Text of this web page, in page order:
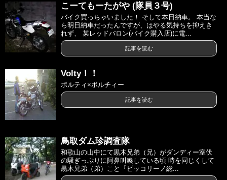
こーてもーたがや (隊員３号)
バイク買っちゃいました！ そして本日納車。 本当な
ら明日納車だったんですが、はやる気持ちを抑えき
れず、 某レッドバロン(バイク購入店)に電...
記事を読む
Volty！！
ボルティ×ボルチィー
記事を読む
鳥取ダム珍調査隊
和歌山の山中にて黒木兄弟（兄）がダンディー室伏
の騒ぎっぷりに阿鼻叫喚している頃 時を同じくして
黒木兄弟（弟）こと『ピッコリーノ総...